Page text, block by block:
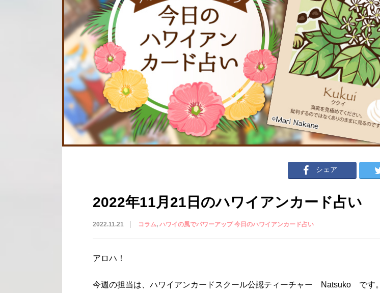
シェア
2022年11月21日のハワイアンカード占い
2022.11.21 コラム ハワイの風でパワーアップ 今日のハワイアンカード占い
アロハ！
今週の担当は、ハワイアンカードスクール公認ティーチャー Natsuko です。